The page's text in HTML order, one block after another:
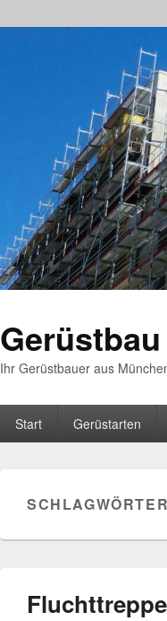
Ihr Gerüstbauer aus
Start Gerüstarten